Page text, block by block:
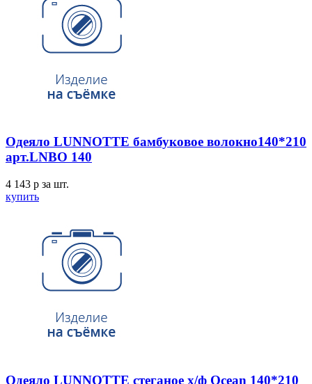
Одеяло LUNNOTTE бамбуковое волокно140*210
арт.LNBO 140
4 143 p за шт.
купить
Одеяло LUNNOTTE стеганое х/ф Ocean 140*210